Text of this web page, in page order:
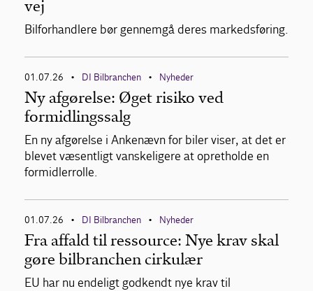
vej
Bilforhandlere bør gennemgå deres markedsføring.
01.07.26 • DI Bilbranchen • Nyheder
Ny afgørelse: Øget risiko ved
formidlingssalg
En ny afgørelse i Ankenævn for biler viser, at det er
blevet væsentligt vanskeligere at opretholde en
formidlerrolle.
01.07.26 • DI Bilbranchen • Nyheder
Fra affald til ressource: Nye krav skal
gøre bilbranchen cirkulær
EU har nu endeligt godkendt nye krav til